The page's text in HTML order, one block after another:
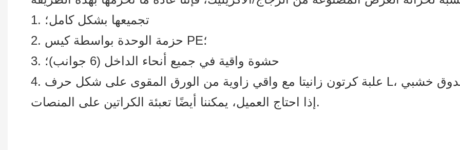
1. تجميعها بشكل كامل؛
2. حزمة الوحدة بواسطة كيس PE؛
3. حشوة واقية في جميع أنحاء الداخل (6 جوانب)؛
إذا احتاج العميل، يمكننا أيضًا تعبئة الكراتين على المنصات.